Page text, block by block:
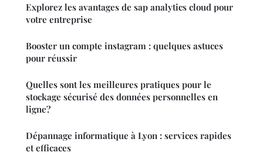
Explorez les avantages de sap analytics cloud pour
votre entreprise
Booster un compte instagram : quelques astuces
pour réussir
Quelles sont les meilleures pratiques pour le
stockage sécurisé des données personnelles en
ligne?
Dépannage informatique à Lyon : services rapides
et efficaces